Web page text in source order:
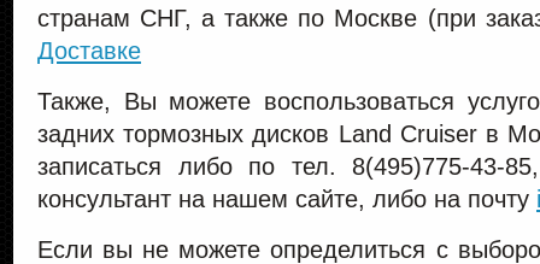
странам СНГ, а также по Москве (при
Доставке
Также, Вы можете воспользоваться
задних тормозных дисков Land Cruiser в
записаться либо по тел. 8(495)775-43-
консультант на нашем сайте, либо на почту
Если вы не можете определиться с